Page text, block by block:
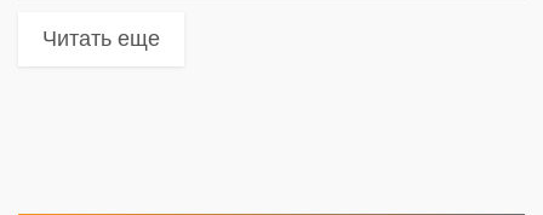
Читать еще